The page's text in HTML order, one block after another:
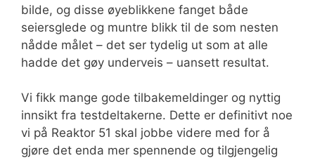
bilde, og disse øyeblikkene fanget både
seiersglede og muntre blikk til de som nesten
nådde målet – det ser tydelig ut som at alle
hadde det gøy underveis – uansett resultat.
Vi fikk mange gode tilbakemeldinger og nyttig
innsikt fra testdeltakerne. Dette er definitivt noe
vi på Reaktor 51 skal jobbe videre med for å
gjøre det enda mer spennende og tilgjengelig